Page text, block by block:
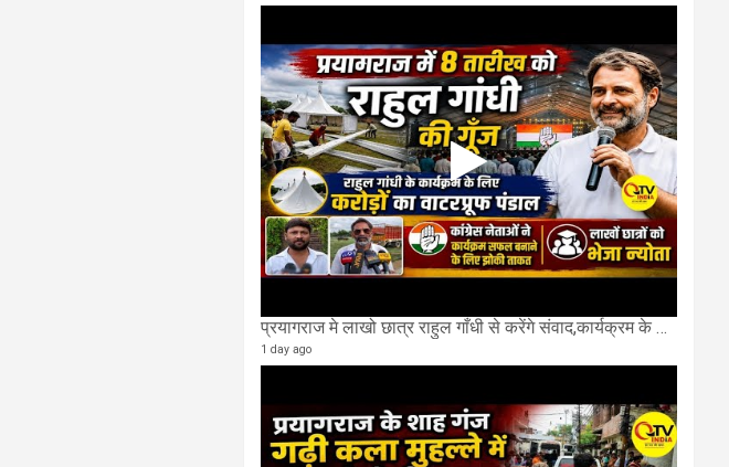
प्रयागराज मे लाखो छात्र राहुल गाँधी से करेंगे संवाद,कार्यक्रम के लिए बन रहा करोड़ो का पंडाल
1 day ago